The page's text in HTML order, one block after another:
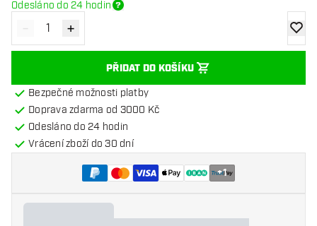
Odesláno do 24 hodin
Snížit množství
- Zvýšit množství
+
PŘIDAT DO KOŠÍKU
Bezpečné možnosti platby
Doprava zdarma od 3000 Kč
Odesláno do 24 hodin
Vrácení zboží do 30 dní
+1